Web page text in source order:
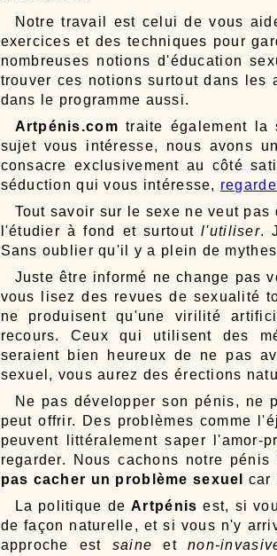
Notre travail est celui de vous
exercices et des techniques pour
nombreuses notions d'éducation
trouver ces notions surtout dans les
dans le programme aussi.
Artpénis.com traite également la
sujet vous intéresse, nous avons
consacre exclusivement au côté
séduction qui vous intéresse,
Tout savoir sur le sexe ne veut
l'étudier à fond et surtoutl'utiliser.
Sans oublier qu'il y a plein de
Juste être informé ne change pas
vous lisez des revues de sexualité
ne produisent qu'une virilité
recours. Ceux qui utilisent des
seraient bien heureux de ne pas
sexuel, vous aurez des érections
Ne pas développer son pénis, ne
peut offrir. Des problèmes comme
peuvent littéralement saper
regarder. Nous cachons notre
pas cacher un problème sexuel
car
La politique deArtpénis est, si
de façon naturelle, et si vous n'y
approche est saine etnon-